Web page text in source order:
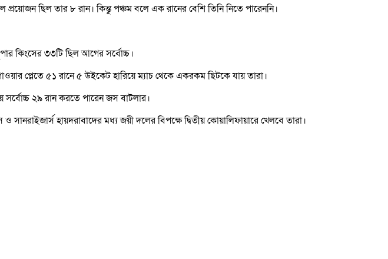
প্রয়োজন ছিল তার ৮ রান। কিন্তু পঞ্চম বলে এক রানের বেশি তিনি নিতে পারেননি।
কিংসের ৩৩টি ছিল আগের সর্বোচ্চ।
প্লেতে ৫১ রানে ৫ উইকেট হারিয়ে ম্যাচ থেকে একরকম ছিটকে যায় তারা।
সর্বোচ্চ ২৯ রান করতে পারেন জস বাটলার।
হায়দরাবাদের মধ্য জয়ী দলের বিপক্ষে দ্বিতীয় কোয়ালিফায়ারে খেলবে তারা।